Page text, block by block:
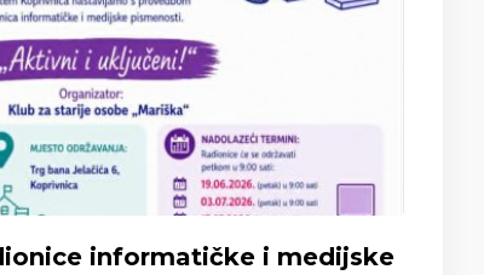
informatičke i medijske